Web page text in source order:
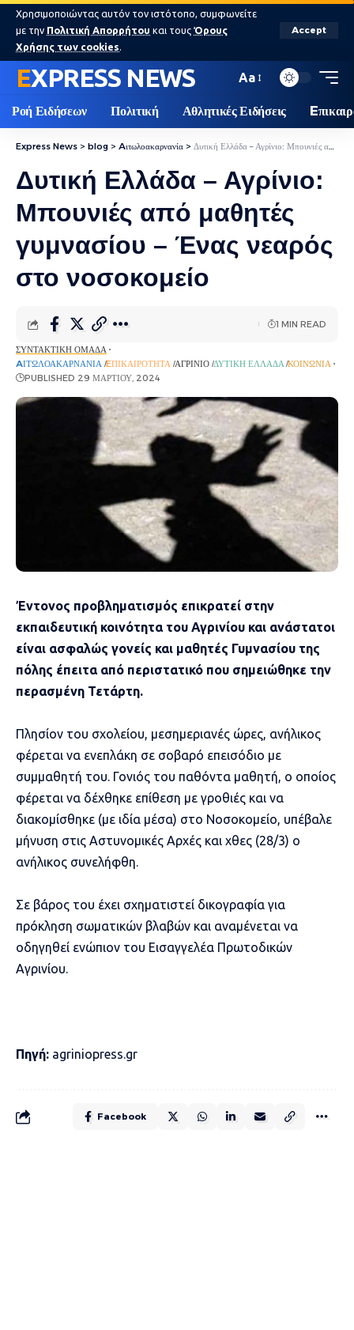
Χρησιμοποιώντας αυτόν τον ιστότοπο, συμφωνείτε
με την Πολιτική Απορρήτου και τους Όρους
Χρήσης των cookies.
Accept
EXPRESS NEWS Aa
Ροή Ειδήσεων Πολιτική Αθλητικές Ειδήσεις
Express News > blog > Aιτωλοακαρνανία > Δυτική Ελλάδα – Αγρίνιο: Μπουνιές από μαθητές γυμνασίου – Ένας νεαρός στο νοσοκομείο
Δυτική Ελλάδα – Αγρίνιο:
Μπουνιές από μαθητές
γυμνασίου – Ένας νεαρός
στο νοσοκομείο
ΣΥΝΤΑΚΤΙΚΉ ΟΜΆΔΑ
AΙΤΩΛΟΑΚΑΡΝΑΝΊΑ EΠΙΚΑΙΡΌΤΗΤΑ ΑΓΡΊΝΙΟ ΔΥΤΙΚΉ ΕΛΛΆΔΑ ΚΟΙΝΩΝΊΑ
PUBLISHED 29 ΜΑΡΤΊΟΥ, 2024
1 MIN READ
Έντονος προβληματισμός επικρατεί στην
εκπαιδευτική κοινότητα του Αγρινίου και ανάστατοι
είναι ασφαλώς γονείς και μαθητές Γυμνασίου της
πόλης έπειτα από περιστατικό που σημειώθηκε την
περασμένη Τετάρτη.
Πλησίον του σχολείου, μεσημεριανές ώρες, ανήλικος
φέρεται να ενεπλάκη σε σοβαρό επεισόδιο με
συμμαθητή του. Γονιός του παθόντα μαθητή, ο οποίος
φέρεται να δέχθηκε επίθεση με γροθιές και να
διακομίσθηκε (με ιδία μέσα) στο Νοσοκομείο, υπέβαλε
μήνυση στις Αστυνομικές Αρχές και χθες (28/3) ο
ανήλικος συνελήφθη.
Σε βάρος του έχει σχηματιστεί δικογραφία για
πρόκληση σωματικών βλαβών και αναμένεται να
οδηγηθεί ενώπιον του Εισαγγελέα Πρωτοδικών
Αγρινίου.
Πηγή: agriniopress.gr
Facebook